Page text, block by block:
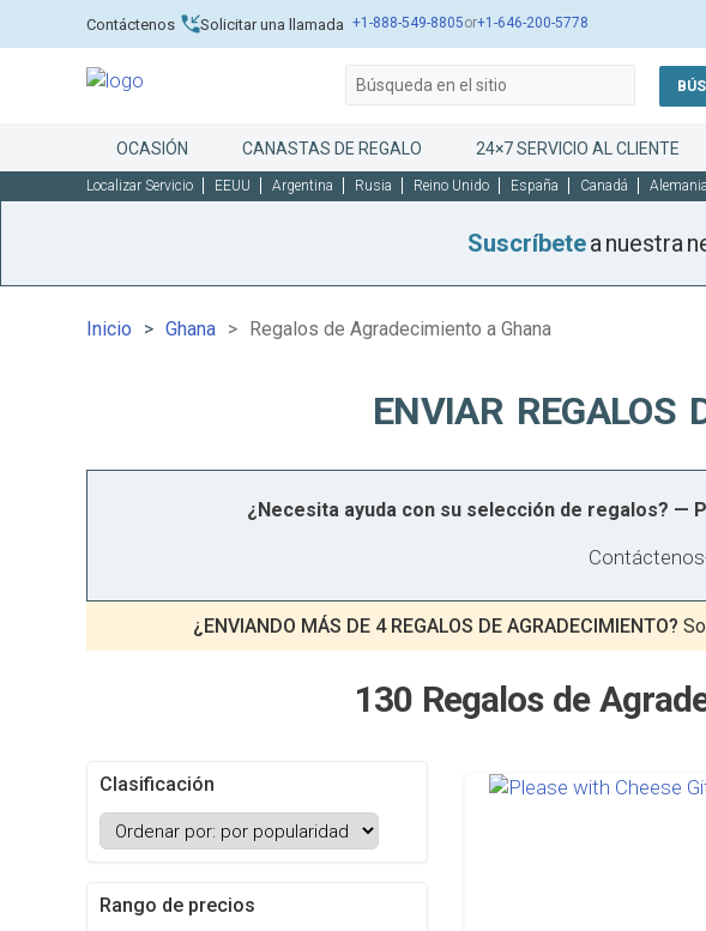
Contáctenos Solicitar una llamada +1-888-549-8805or+1-646-200-5778
OCASIÓN CANASTAS DE REGALO 24×7 SERVICIO AL CLIENTE
Localizar Servicio EEUU Argentina Rusia Reino Unido España Canadá Alemania
Suscríbetea nuestra
Inicio Ghana Regalos de Agradecimiento a Ghana
ENVIAR REGALOS
¿Necesita ayuda con su selección de regalos? —
Contáctenos
¿ENVIANDO MÁS DE 4 REGALOS DE AGRADECIMIENTO?
130 Regalos de
Clasificación
Rango de precios